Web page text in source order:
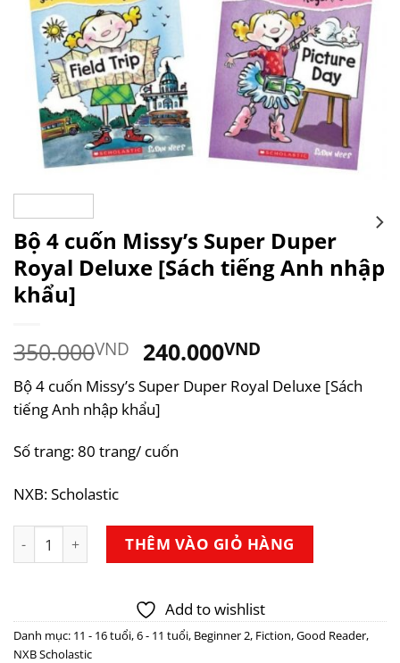
Bộ 4 cuốn Missy’s Super Duper
Royal Deluxe [Sách tiếng Anh nhập
khẩu]
350.000VND Giá
gốc
là:
350.000VND.
240.000VNDGiá
hiện
tại
Bộ 4 cuốn Missy’s Super Duper Royal Deluxe [Sách
tiếng Anh nhập khẩu]
Số trang: 80 trang/ cuốn
NXB: Scholastic
Bộ 4 cuốn Missy's Super Duper Royal Deluxe [Sách tiếng
THÊM VÀO GIỎ HÀNG
Add to wishlist
Danh mục: 11 - 16 tuổi,6 - 11 tuổi, Beginner 2, Fiction,Good Reader,
NXB Scholastic